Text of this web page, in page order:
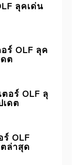
ลุคเด่น
ร์ OLF ลุค
ต
อร์ OLF ลุ
ดต
OLF
ล่าสุด